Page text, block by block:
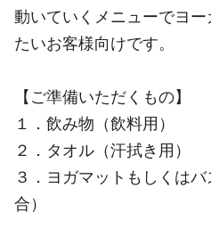
動いていくメニューでヨ
たいお客様向けです。
【ご準備いただくもの】
１．飲み物（飲料用）
２．タオル（汗拭き用）
３．ヨガマットもしくは
合）